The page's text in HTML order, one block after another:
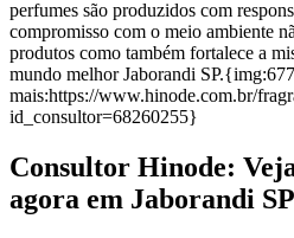
perfumes são produzidos com
compromisso com o meio ambiente
produtos como também fortalece a
mundo melhor Jaborandi
mais:https://www.hinode.com.br/
id_consultor=68260255}
Consultor Hinode:
agora em Jaborandi